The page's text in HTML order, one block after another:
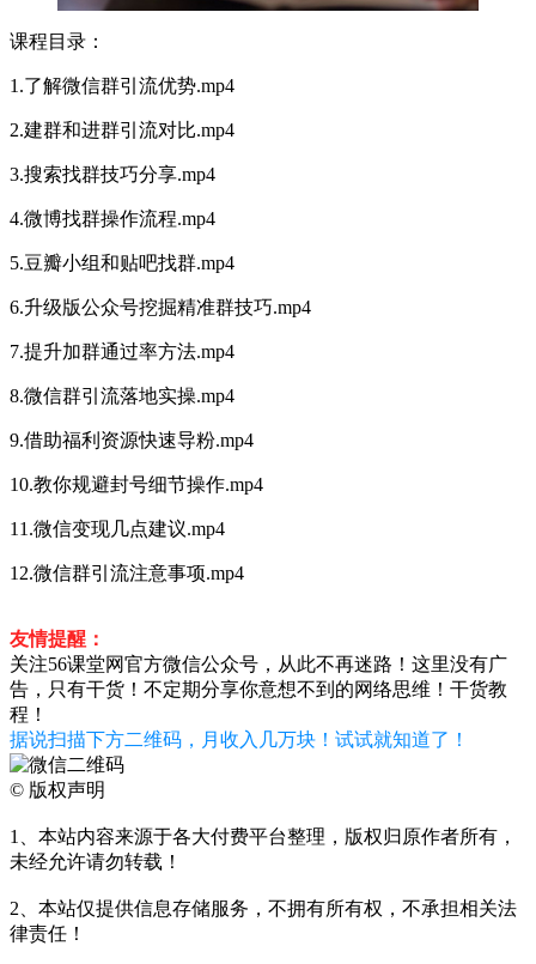
课程目录：
1.了解微信群引流优势.mp4
2.建群和进群引流对比.mp4
3.搜索找群技巧分享.mp4
4.微博找群操作流程.mp4
5.豆瓣小组和贴吧找群.mp4
6.升级版公众号挖掘精准群技巧.mp4
7.提升加群通过率方法.mp4
8.微信群引流落地实操.mp4
9.借助福利资源快速导粉.mp4
10.教你规避封号细节操作.mp4
11.微信变现几点建议.mp4
12.微信群引流注意事项.mp4
友情提醒：
关注56课堂网官方微信公众号，从此不再迷路！这里没有广
告，只有干货！不定期分享你意想不到的网络思维！干货教
程！
据说扫描下方二维码，月收入几万块！试试就知道了！
© 版权声明
1、本站内容来源于各大付费平台整理，版权归原作者所有，
未经允许请勿转载！
2、本站仅提供信息存储服务，不拥有所有权，不承担相关法
律责任！